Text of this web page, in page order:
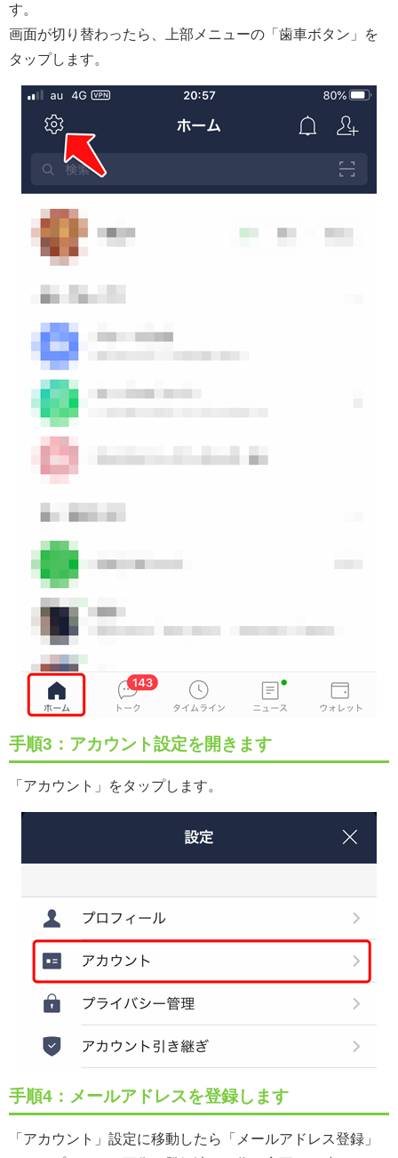
す。
画面が切り替わったら、上部メニューの「歯車ボタン」を
タップします。
手順3：アカウント設定を開きます
「アカウント」をタップします。
手順4：メールアドレスを登録します
「アカウント」設定に移動したら「メールアドレス登録」